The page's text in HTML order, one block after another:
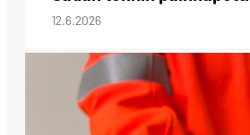
12.6.2026